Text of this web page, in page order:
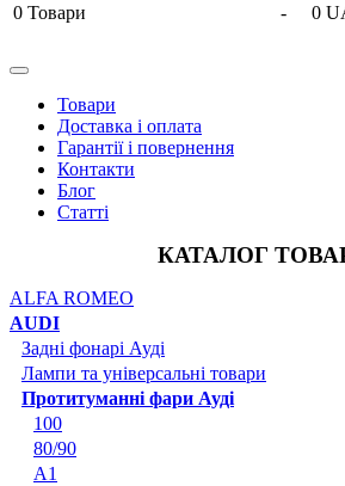
0 Товари -
0
Товари
Доставка і оплата
Гарантії і повернення
Контакти
Блог
Статті
КАТАЛОГ
ALFA ROMEO
AUDI
Задні фонарі Ауді
Лампи та універсальні товари
Протитуманні фари Ауді
100
80/90
A1